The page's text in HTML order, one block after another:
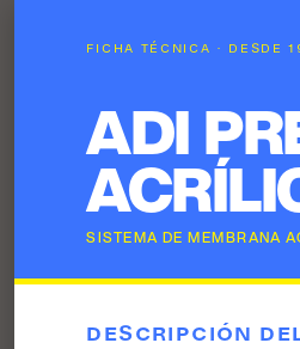
FICHA TÉCNICA · DESDE
ADI
SISTEMA DE MEMBRANA
DESCRIPCIÓN